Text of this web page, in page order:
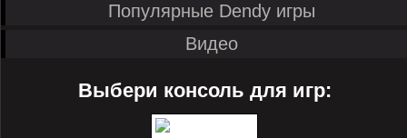
Популярные Dendy игры
Видео
Выбери консоль для игр: